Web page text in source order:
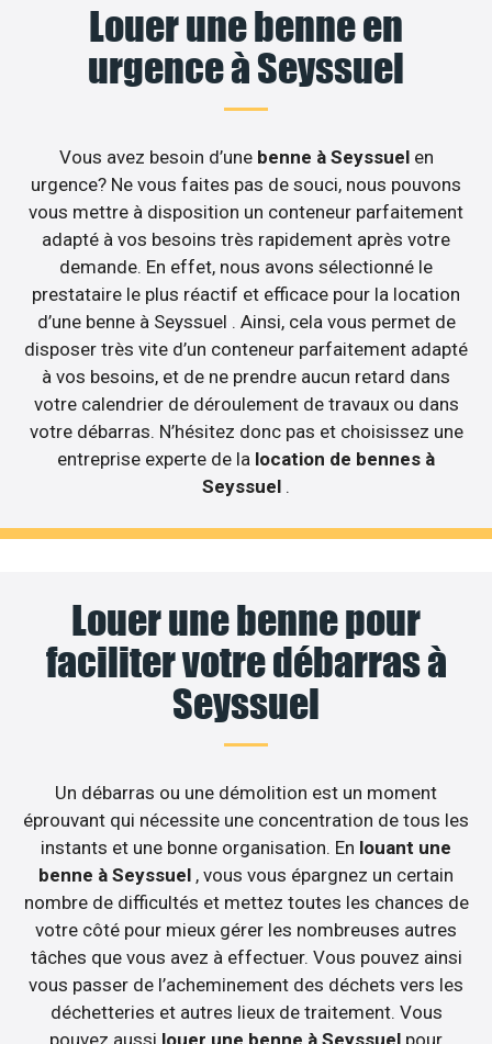
Louer une benne en
urgence à Seyssuel
Vous avez besoin d’une benne à Seyssuel en
urgence? Ne vous faites pas de souci, nous pouvons
vous mettre à disposition un conteneur parfaitement
adapté à vos besoins très rapidement après votre
demande. En effet, nous avons sélectionné le
prestataire le plus réactif et efficace pour la location
d’une benne à Seyssuel . Ainsi, cela vous permet de
disposer très vite d’un conteneur parfaitement adapté
à vos besoins, et de ne prendre aucun retard dans
votre calendrier de déroulement de travaux ou dans
votre débarras. N’hésitez donc pas et choisissez une
entreprise experte de la location de bennes à
Seyssuel .
Louer une benne pour
faciliter votre débarras à
Seyssuel
Un débarras ou une démolition est un moment
éprouvant qui nécessite une concentration de tous les
instants et une bonne organisation. En louant une
benne à Seyssuel , vous vous épargnez un certain
nombre de difficultés et mettez toutes les chances de
votre côté pour mieux gérer les nombreuses autres
tâches que vous avez à effectuer. Vous pouvez ainsi
vous passer de l’acheminement des déchets vers les
déchetteries et autres lieux de traitement. Vous
pouvez aussi louer une benne à Seyssuel pour